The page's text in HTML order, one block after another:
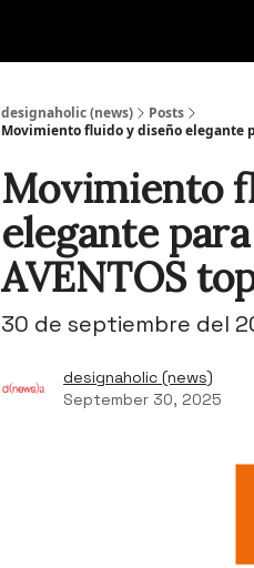
designaholic (news)
Posts
Movimiento fluido y diseño elegante
Movimiento
elegante
AVENTOS
30 de septiembre del
designaholic (news)
September 30, 2025